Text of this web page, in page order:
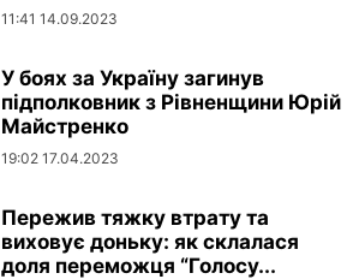
11:41 14.09.2023
У боях за Україну загинув
підполковник з Рівненщини Юрій
Майстренко
19:02 17.04.2023
Пережив тяжку втрату та
виховує доньку: як склалася
доля переможця “Голосу...